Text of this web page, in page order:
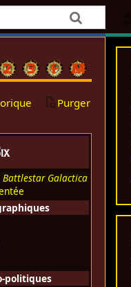
Purger
Battlestar Galactica
politiques